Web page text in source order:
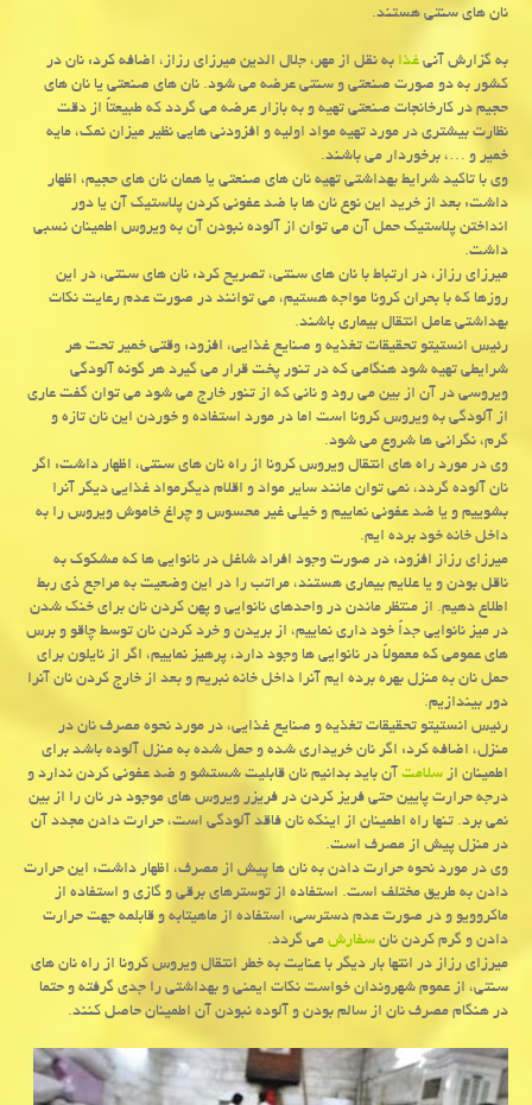
نان های سنتی هستند.
به گزارش آنیغذابه نقل از مهر، جلال الدین میرزای رزاز، اضافه كرد: نان در
كشور به دو صورت صنعتی و سنتی عرضه می شود. نان های صنعتی یا نان های
حجیم در كارخانجات صنعتی تهیه و به بازار عرضه می گردد كه طبیعتاً از دقت
نظارت بیشتری در مورد تهیه مواد اولیه و افزودنی هایی نظیر میزان نمك، مایه
خمیر و …، برخوردار می باشند.
وی با تاكید شرایط بهداشتی تهیه نان های صنعتی یا همان نان های حجیم، اظهار
داشت: بعد از خرید این نوع نان ها با ضد عفونی كردن پلاستیك آن یا دور
انداختن پلاستیك حمل آن می توان از آلوده نبودن آن به ویروس اطمینان نسبی
داشت.
میرزای رزاز، در ارتباط با نان های سنتی، تصریح كرد: نان های سنتی، در این
روزها كه با بحران كرونا مواجه هستیم، می توانند در صورت عدم رعایت نكات
بهداشتی عامل انتقال بیماری باشند.
رئیس انستیتو تحقیقات تغذیه و صنایع غذایی، افزود: وقتی خمیر تحت هر
شرایطی تهیه شود هنگامی كه در تنور پخت قرار می گیرد هر گونه آلودگی
ویروسی در آن از بین می رود و نانی كه از تنور خارج می شود می توان گفت عاری
از آلودگی به ویروس كرونا است اما در مورد استفاده و خوردن این نان تازه و
گرم، نگرانی ها شروع می شود.
وی در مورد راه های انتقال ویروس كرونا از راه نان های سنتی، اظهار داشت: اگر
نان آلوده گردد، نمی توان مانند سایر مواد و اقلام دیگرمواد غذایی دیگر آنرا
بشوییم و یا ضد عفونی نماییم و خیلی غیر محسوس و چراغ خاموش ویروس را به
داخل خانه خود برده ایم.
میرزای رزاز افزود: در صورت وجود افراد شاغل در نانوایی ها كه مشكوك به
ناقل بودن و یا علایم بیماری هستند، مراتب را در این وضعیت به مراجع ذی ربط
اطلاع دهیم. از منتظر ماندن در واحدهای نانوایی و پهن كردن نان برای خنك شدن
در میز نانوایی جداً خود داری نماییم، از بریدن و خرد كردن نان توسط چاقو و برس
های عمومی كه معمولاً در نانوایی ها وجود دارد، پرهیز نماییم، اگر از نایلون برای
حمل نان به منزل بهره برده ایم آنرا داخل خانه نبریم و بعد از خارج كردن نان آنرا
دور بیندازیم.
رئیس انستیتو تحقیقات تغذیه و صنایع غذایی، در مورد نحوه مصرف نان در
منزل، اضافه كرد: اگر نان خریداری شده و حمل شده به منزل آلوده باشد برای
اطمینان ازسلامتآن باید بدانیم نان قابلیت شستشو و ضد عفونی كردن ندارد و
درجه حرارت پایین حتی فریز كردن در فریزر ویروس های موجود در نان را از بین
نمی برد. تنها راه اطمینان از اینكه نان فاقد آلودگی است، حرارت دادن مجدد آن
در منزل پیش از مصرف است.
وی در مورد نحوه حرارت دادن به نان ها پیش از مصرف، اظهار داشت: این حرارت
دادن به طریق مختلف است. استفاده از توسترهای برقی و گازی و استفاده از
ماكروویو و در صورت عدم دسترسی، استفاده از ماهیتابه و قابلمه جهت حرارت
دادن و گرم كردن نانسفارشمی گردد.
میرزای رزاز در انتها بار دیگر با عنایت به خطر انتقال ویروس كرونا از راه نان های
سنتی، از عموم شهروندان خواست نكات ایمنی و بهداشتی را جدی گرفته و حتما
در هنگام مصرف نان از سالم بودن و آلوده نبودن آن اطمینان حاصل كنند.